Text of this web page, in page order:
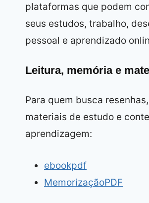
plataformas que podem
seus estudos, trabalho,
pessoal e aprendizado
Leitura, memória e
Para quem busca
materiais de estudo e
aprendizagem:
ebookpdf
MemorizaçãoPDF